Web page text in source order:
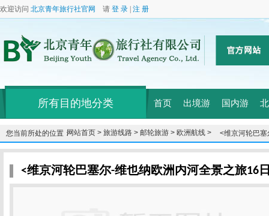
欢迎访问 北京青年旅行社官网 请 登 录 注 册
所有目的地分类 首页 出境游 国内游
您当前所处的位置：网站首页 > 旅游线路 > 邮轮旅游 > 欧洲航线 >
<维京河轮巴
票，免费WiFi
<维京河轮巴塞尔-维也纳欧洲内河全景之旅16